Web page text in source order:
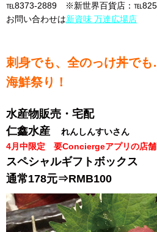
℡8373-2889 ※新世界百貨店：
お問い合わせは新資味 万達広場店
刺身でも、全のっけ丼で
海鮮祭り！
水産物販売・宅配
仁鑫水産
れんしんすいさん
4月中限定 要Conciergeアプリの店舗
スペシャルギフトボックス
通常178元⇒RMB100